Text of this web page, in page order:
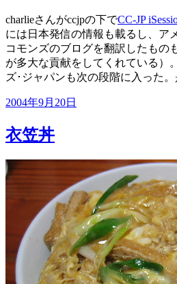
charlieさんがccjpの下でCC-JP
には日本発信の情報も載るし、ア
コモンズのブログを翻訳したもの
が多大な貢献をしてくれている）
ズ･ジャパンも次の段階に入った。
投
日:
2004年9月20日
衣笠丼